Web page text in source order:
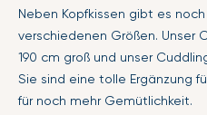
Neben Kopfkissen gibt es
verschiedenen Größen. Unser
190 cm groß und unser
Sie sind eine tolle Ergänzung
für noch mehr Gemütlichkeit.